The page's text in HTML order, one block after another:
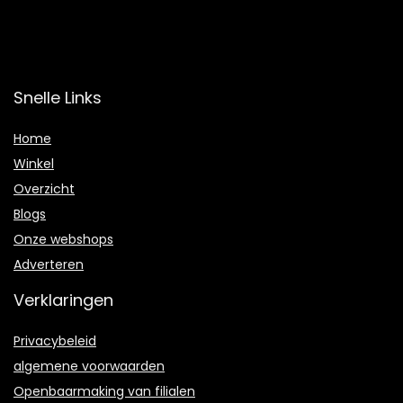
Snelle Links
Home
Winkel
Overzicht
Blogs
Onze webshops
Adverteren
Verklaringen
Privacybeleid
algemene voorwaarden
Openbaarmaking van filialen